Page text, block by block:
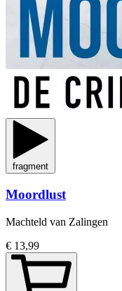
fragment
Moordlust
Machteld van Zalingen
€ 13,99